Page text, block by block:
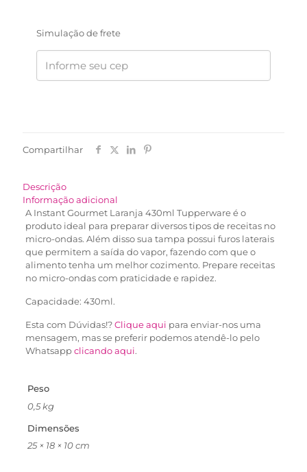
Simulação de frete
Compartilhar
Descrição
Informação adicional
A Instant Gourmet Laranja 430ml Tupperware é o
produto ideal para preparar diversos tipos de receitas no
micro-ondas. Além disso sua tampa possui furos laterais
que permitem a saída do vapor, fazendo com que o
alimento tenha um melhor cozimento. Prepare receitas
no micro-ondas com praticidade e rapidez.
Capacidade: 430ml.
Esta com Dúvidas!?Clique aqui para enviar-nos uma
mensagem, mas se preferir podemos atendê-lo pelo
Whatsappclicando aqui.
Peso
0,5 kg
Dimensões
25 × 18 × 10 cm